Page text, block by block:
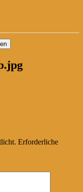
Erforderliche